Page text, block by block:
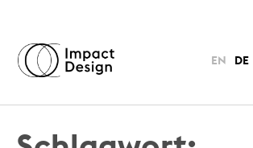
EN DE